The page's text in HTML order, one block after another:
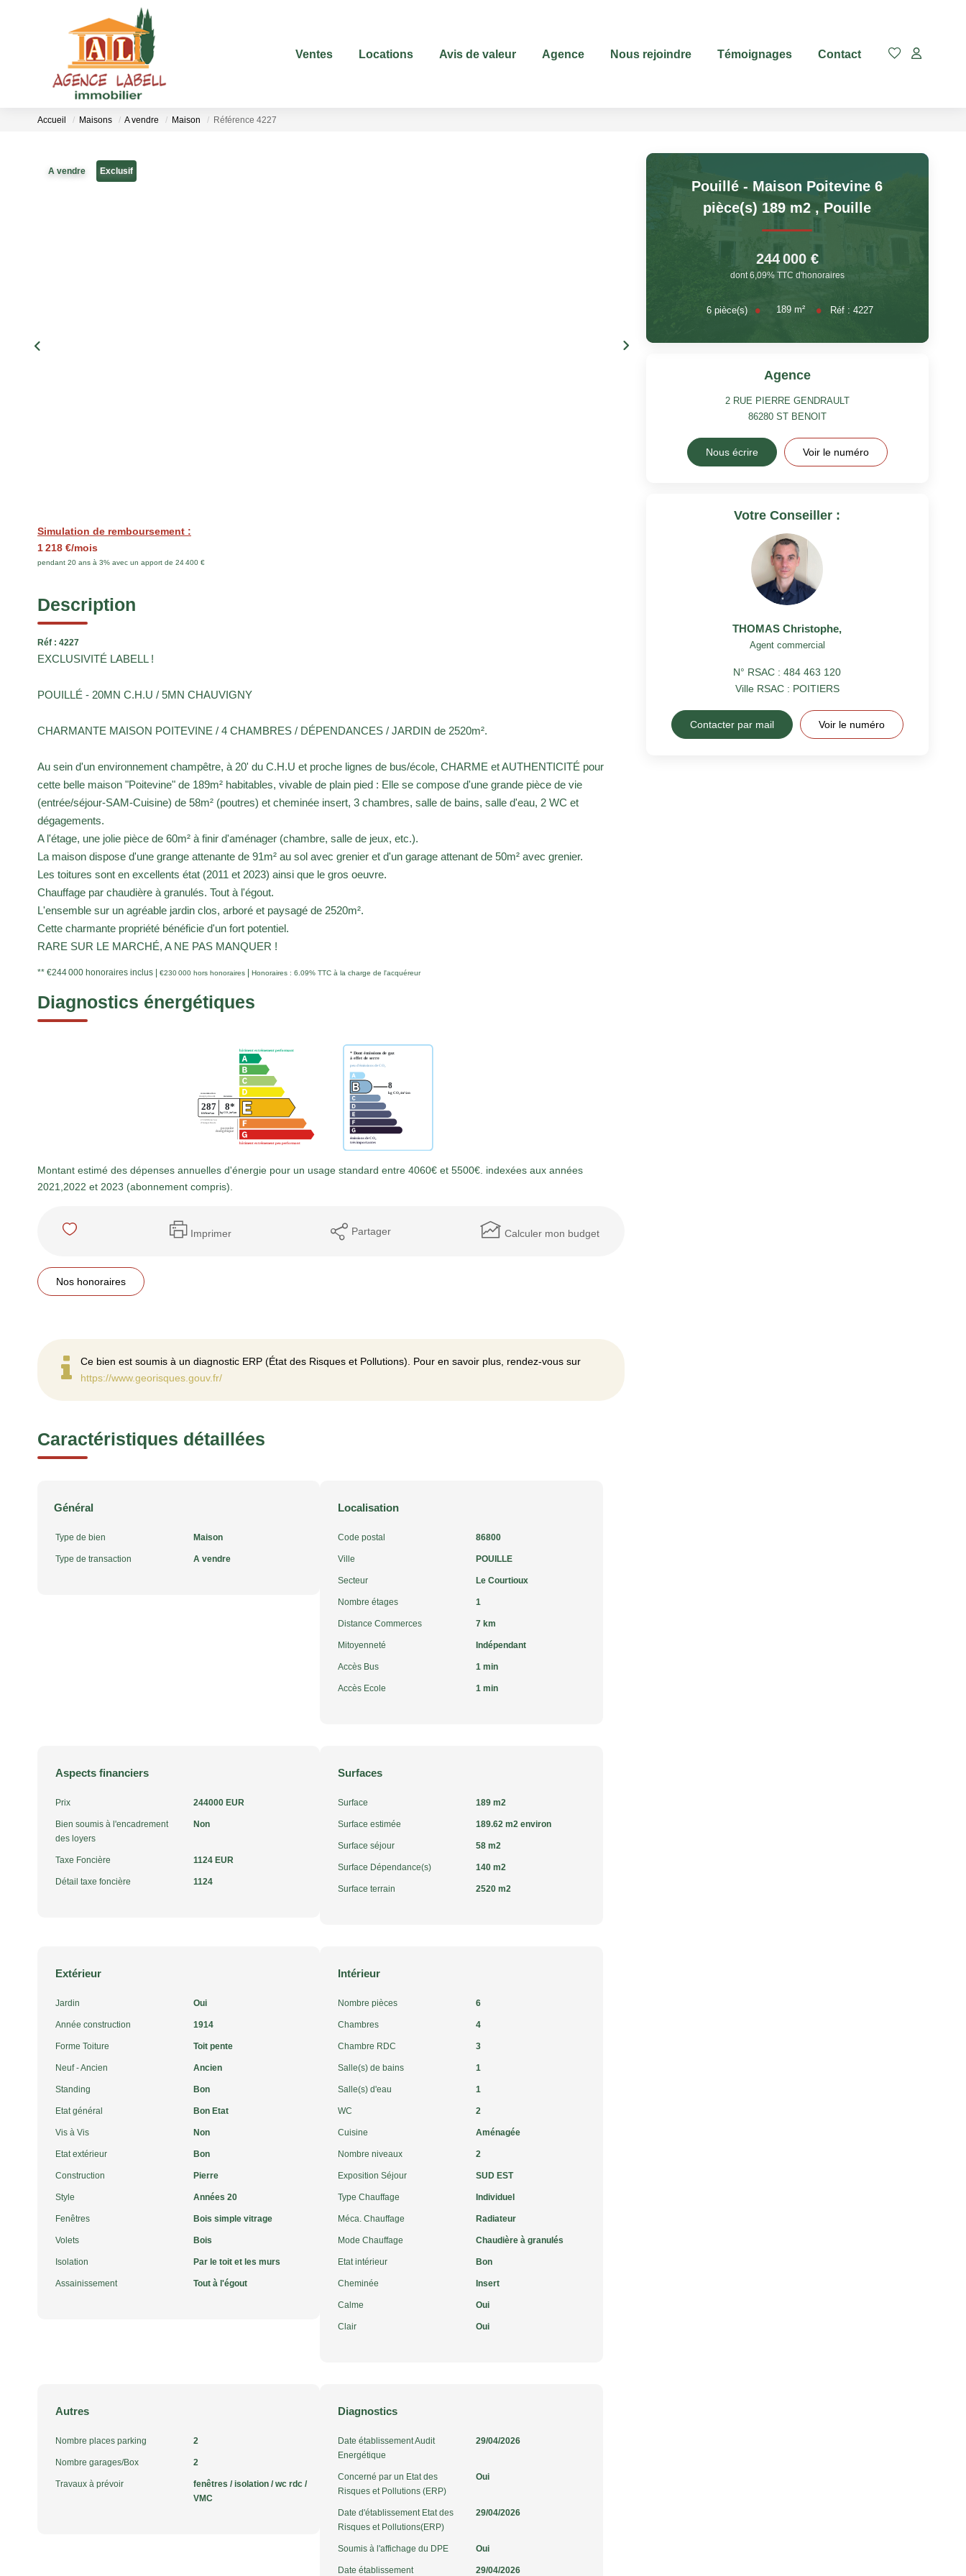
Ventes Locations Avis de valeur Agence Nous rejoindre Témoignages Contact
Accueil Maisons A vendre Maison Référence 4227
A vendre Exclusif
Simulation de remboursement :
1 218 €/mois
pendant 20 ans à 3% avec un apport de 24 400 €
Description
Réf : 4227
EXCLUSIVITÉ LABELL !
POUILLÉ - 20MN C.H.U / 5MN CHAUVIGNY
CHARMANTE MAISON POITEVINE / 4 CHAMBRES / DÉPENDANCES / JARDIN de 2520m².
Au sein d'un environnement champêtre, à 20' du C.H.U et proche lignes de bus/école, CHARME et AUTHENTICITÉ pour
cette belle maison "Poitevine" de 189m² habitables, vivable de plain pied : Elle se compose d'une grande pièce de vie
(entrée/séjour-SAM-Cuisine) de 58m² (poutres) et cheminée insert, 3 chambres, salle de bains, salle d'eau, 2 WC et
dégagements.
A l'étage, une jolie pièce de 60m² à finir d'aménager (chambre, salle de jeux, etc.).
La maison dispose d'une grange attenante de 91m² au sol avec grenier et d'un garage attenant de 50m² avec grenier.
Les toitures sont en excellents état (2011 et 2023) ainsi que le gros oeuvre.
Chauffage par chaudière à granulés. Tout à l'égout.
L'ensemble sur un agréable jardin clos, arboré et paysagé de 2520m².
Cette charmante propriété bénéficie d'un fort potentiel.
RARE SUR LE MARCHÉ, A NE PAS MANQUER !
** €244 000 honoraires inclus €230 000 hors honoraires Honoraires : 6.09% TTC à la charge de l'acquéreur
Diagnostics énergétiques
Montant estimé des dépenses annuelles d'énergie pour un usage standard entre 4060€ et 5500€. indexées aux années
2021,2022 et 2023 (abonnement compris).
Imprimer Partager Calculer mon budget
Nos honoraires
Ce bien est soumis à un diagnostic ERP (État des Risques et Pollutions). Pour en savoir plus, rendez-vous sur
https://www.georisques.gouv.fr/
Caractéristiques détaillées
Général
Type de bien Maison
Type de transaction A vendre
Localisation
Code postal 86800
Ville POUILLE
Secteur Le Courtioux
Nombre étages 1
Distance Commerces 7 km
Mitoyenneté Indépendant
Accès Bus 1 min
Accès Ecole 1 min
Aspects financiers
Prix 244000 EUR
Bien soumis à l'encadrement
des loyers
Non
Taxe Foncière 1124 EUR
Détail taxe foncière 1124
Surfaces
Surface 189 m2
Surface estimée 189.62 m2 environ
Surface séjour 58 m2
Surface Dépendance(s) 140 m2
Surface terrain 2520 m2
Extérieur
Jardin Oui
Année construction 1914
Forme Toiture Toit pente
Neuf - Ancien Ancien
Standing Bon
Etat général Bon Etat
Vis à Vis Non
Etat extérieur Bon
Construction Pierre
Style Années 20
Fenêtres Bois simple vitrage
Volets Bois
Isolation Par le toit et les murs
Assainissement Tout à l'égout
Intérieur
Nombre pièces 6
Chambres 4
Chambre RDC 3
Salle(s) de bains 1
Salle(s) d'eau 1
WC 2
Cuisine Aménagée
Nombre niveaux 2
Exposition Séjour SUD EST
Type Chauffage Individuel
Méca. Chauffage Radiateur
Mode Chauffage Chaudière à granulés
Etat intérieur Bon
Cheminée Insert
Calme Oui
Clair Oui
Autres
Nombre places parking 2
Nombre garages/Box 2
Travaux à prévoir
fenêtres / isolation / wc rdc /
VMC
Diagnostics
Date établissement Audit
Energétique
29/04/2026
Concerné par un Etat des
Risques et Pollutions (ERP)
Oui
Date d'établissement Etat des
Risques et Pollutions(ERP)
29/04/2026
Soumis à l'affichage du DPE Oui
Date établissement 29/04/2026
Pouillé - Maison Poitevine 6
pièce(s) 189 m2 , Pouille
244 000 €
dont 6,09% TTC d'honoraires
6pièce(s) 189 m² Réf :4227
Agence
2 RUE PIERRE GENDRAULT
86280 ST BENOIT
Nous écrire Voir le numéro
Votre Conseiller :
THOMAS Christophe,
Agent commercial
N° RSAC : 484 463 120
Ville RSAC : POITIERS
Contacter par mail Voir le numéro